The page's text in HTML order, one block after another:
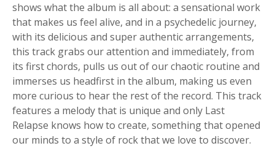
shows what the album is all about: a sensational work
that makes us feel alive, and in a psychedelic journey,
with its delicious and super authentic arrangements,
this track grabs our attention and immediately, from
its first chords, pulls us out of our chaotic routine and
immerses us headfirst in the album, making us even
more curious to hear the rest of the record. This track
features a melody that is unique and only Last
Relapse knows how to create, something that opened
our minds to a style of rock that we love to discover.